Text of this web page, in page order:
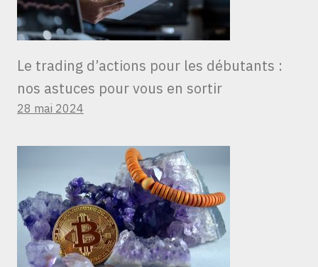
Le trading d’actions pour les débutants :
nos astuces pour vous en sortir
28 mai 2024